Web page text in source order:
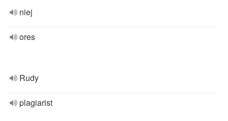
niej
ores
Rudy
plagiarist